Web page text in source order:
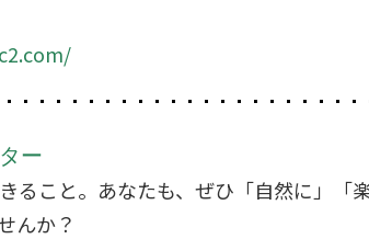
ー
ること。あなたも、ぜひ「自然に」「
んか？